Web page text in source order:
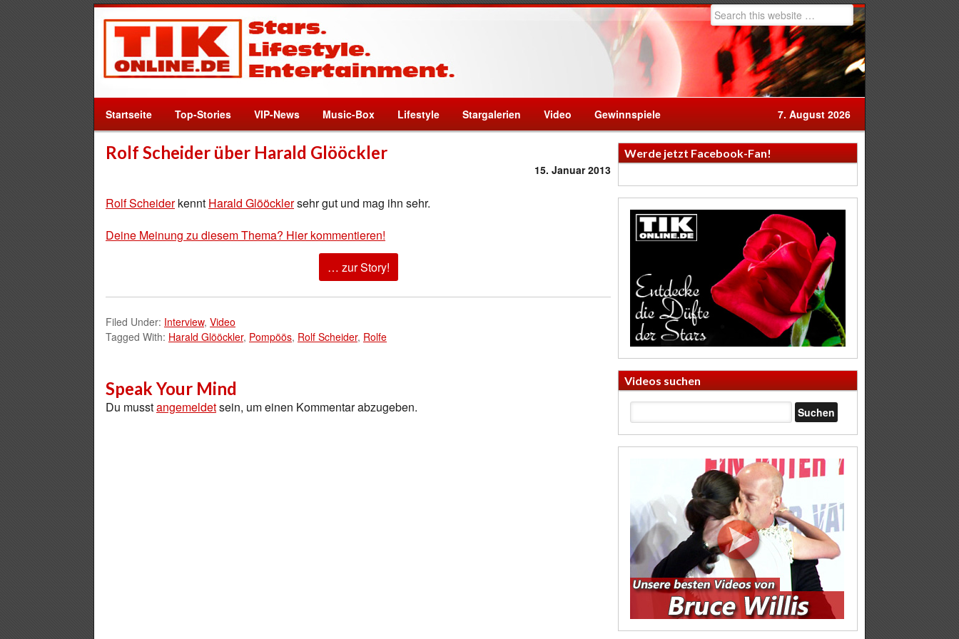
Startseite Top-Stories VIP-News Music-Box Lifestyle Stargalerien Video Gewinnspiele 7. August 2026
Rolf Scheider über Harald Glööckler
15. Januar 2013
Rolf Scheiderkennt Harald Glööcklersehr gut und mag ihn sehr.
Deine Meinung zu diesem Thema? Hier kommentieren!
… zur Story!
Filed Under: Interview, Video
Tagged With: Harald Glööckler, Pompöös, Rolf Scheider, Rolfe
Speak Your Mind
Du musstangemeldetsein, um einen Kommentar abzugeben.
Werde jetzt Facebook-Fan!
Videos suchen